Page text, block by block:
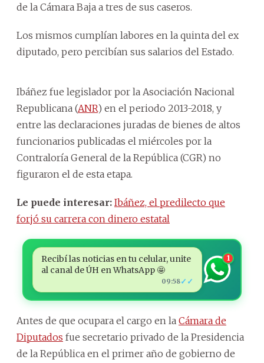
de la Cámara Baja a tres de sus caseros.
Los mismos cumplían labores en la quinta del ex
diputado, pero percibían sus salarios del Estado.
Ibáñez fue legislador por la Asociación Nacional
Republicana (ANR) en el periodo 2013-2018, y
entre las declaraciones juradas de bienes de altos
funcionarios publicadas el miércoles por la
Contraloría General de la República (CGR) no
figuraron el de esta etapa.
Le puede interesar: Ibáñez, el predilecto que
forjó su carrera con dinero estatal
Recibí las noticias en tu celular, unite
al canal de ÚH en WhatsApp 🤩
09:58✓✓
1
Antes de que ocupara el cargo en la Cámara de
Diputados fue secretario privado de la Presidencia
de la República en el primer año de gobierno de